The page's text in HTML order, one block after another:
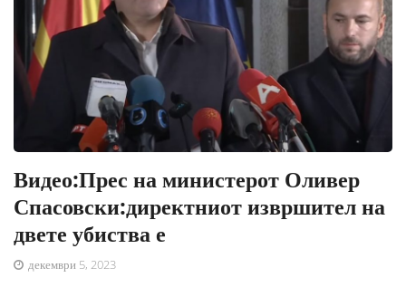
Видео:Прес на министерот Оливер
Спасовски:директниот извршител на
двете убиства е
декември 5, 2023